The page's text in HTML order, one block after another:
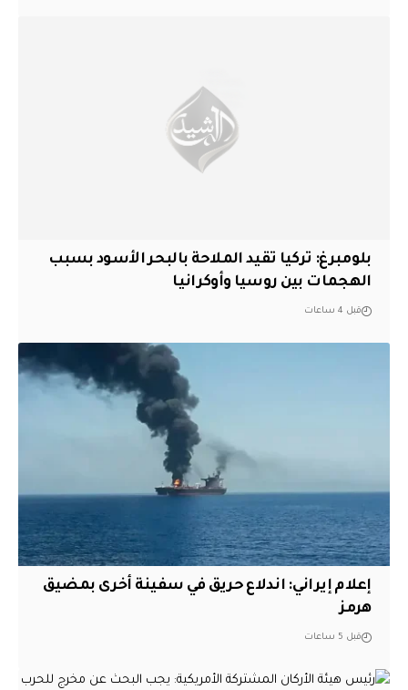
بلومبرغ: تركيا تقيد الملاحة بالبحر الأسود بسبب
الهجمات بين روسيا وأوكرانيا
قبل 4 ساعات
إعلام إيراني: اندلاع حريق في سفينة أخرى بمضيق
هرمز
قبل 5 ساعات